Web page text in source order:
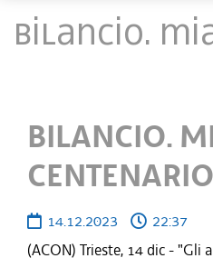
BILANCIO.
BILANCIO.
14.12.2023
22:37
(ACON) Trieste, 14 dic -